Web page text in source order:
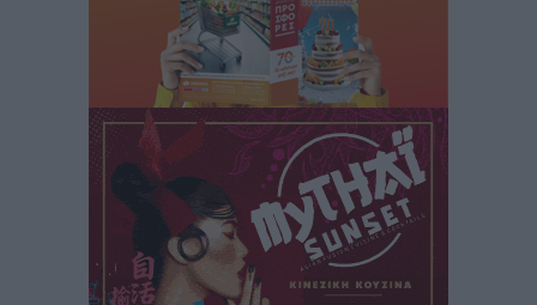
θεσμική προστασία της αυτοδιοίκησης»
πριν 2 ώρες
Στη διαδικασία της απευθείας διαπραγμάτευσης ο
Δήμος Ρόδου για τη ναυαγοσωστική κάλυψη των
παραλιών
Τοπικές Ειδήσεις πριν 2 ώρες
Στο Αυτόφωρο 47χρονος που φέρεται να απείλησε τη
70χρονη μητέρα του όταν εκείνη αρνήθηκε να του